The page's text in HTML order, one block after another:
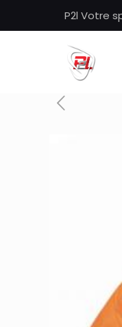
P2l Votre